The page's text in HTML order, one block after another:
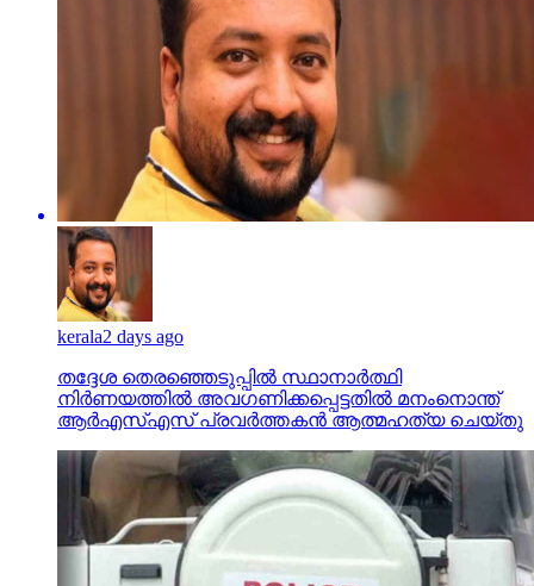
kerala2 days ago
തദ്ദേശ തെരഞ്ഞെടുപ്പില്‍ സ്ഥാനാര്‍ത്ഥി
നിര്‍ണയത്തില്‍ അവഗണിക്കപ്പെട്ടതില്‍ മനംനൊന്ത്
ആര്‍എസ്എസ് പ്രവര്‍ത്തകന്‍ ആത്മഹത്യ ചെയ്തു